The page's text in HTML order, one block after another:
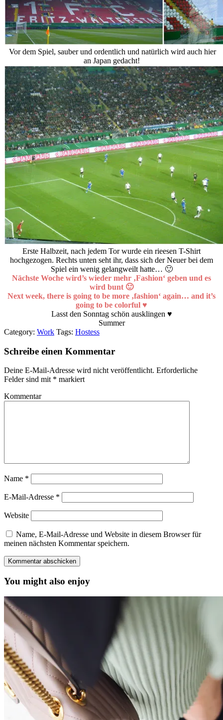
Vor dem Spiel, sauber und ordentlich und natürlich wird auch hier
an Japan gedacht!
Erste Halbzeit, nach jedem Tor wurde ein rieesen T-Shirt
hochgezogen. Rechts unten seht ihr, dass sich der Neuer bei dem
Spiel ein wenig gelangweilt hatte… 🙂
Nächste Woche wird’s wieder mehr ‚Fashion‘ geben und es
wird bunt 🙂
Next week, there is going to be more ‚fashion‘ again… and it’s
going to be colorful ♥
Lasst den Sonntag schön ausklingen ♥
Summer
Category: Work Tags: Hostess
Schreibe einen Kommentar
Deine E-Mail-Adresse wird nicht veröffentlicht. Erforderliche
Felder sind mit * markiert
Kommentar
Name *
E-Mail-Adresse *
Website
Name, E-Mail-Adresse und Website in diesem Browser für
meinen nächsten Kommentar speichern.
You might also enjoy